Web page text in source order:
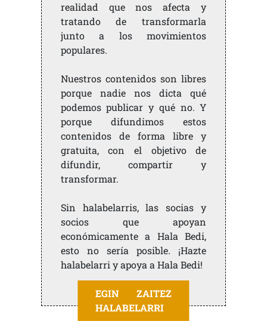
realidad que nos afecta y
tratando de transformarla
junto a los movimientos
populares.
Nuestros contenidos son libres
porque nadie nos dicta qué
podemos publicar y qué no. Y
porque difundimos estos
contenidos de forma libre y
gratuita, con el objetivo de
difundir, compartir y
transformar.
Sin halabelarris, las socias y
socios que apoyan
económicamente a Hala Bedi,
esto no sería posible. ¡Hazte
halabelarri y apoya a Hala Bedi!
EGIN ZAITEZ
HALABELARRI